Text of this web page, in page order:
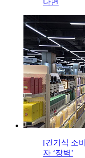
다면
[건기식 소
자 ‘장벽’